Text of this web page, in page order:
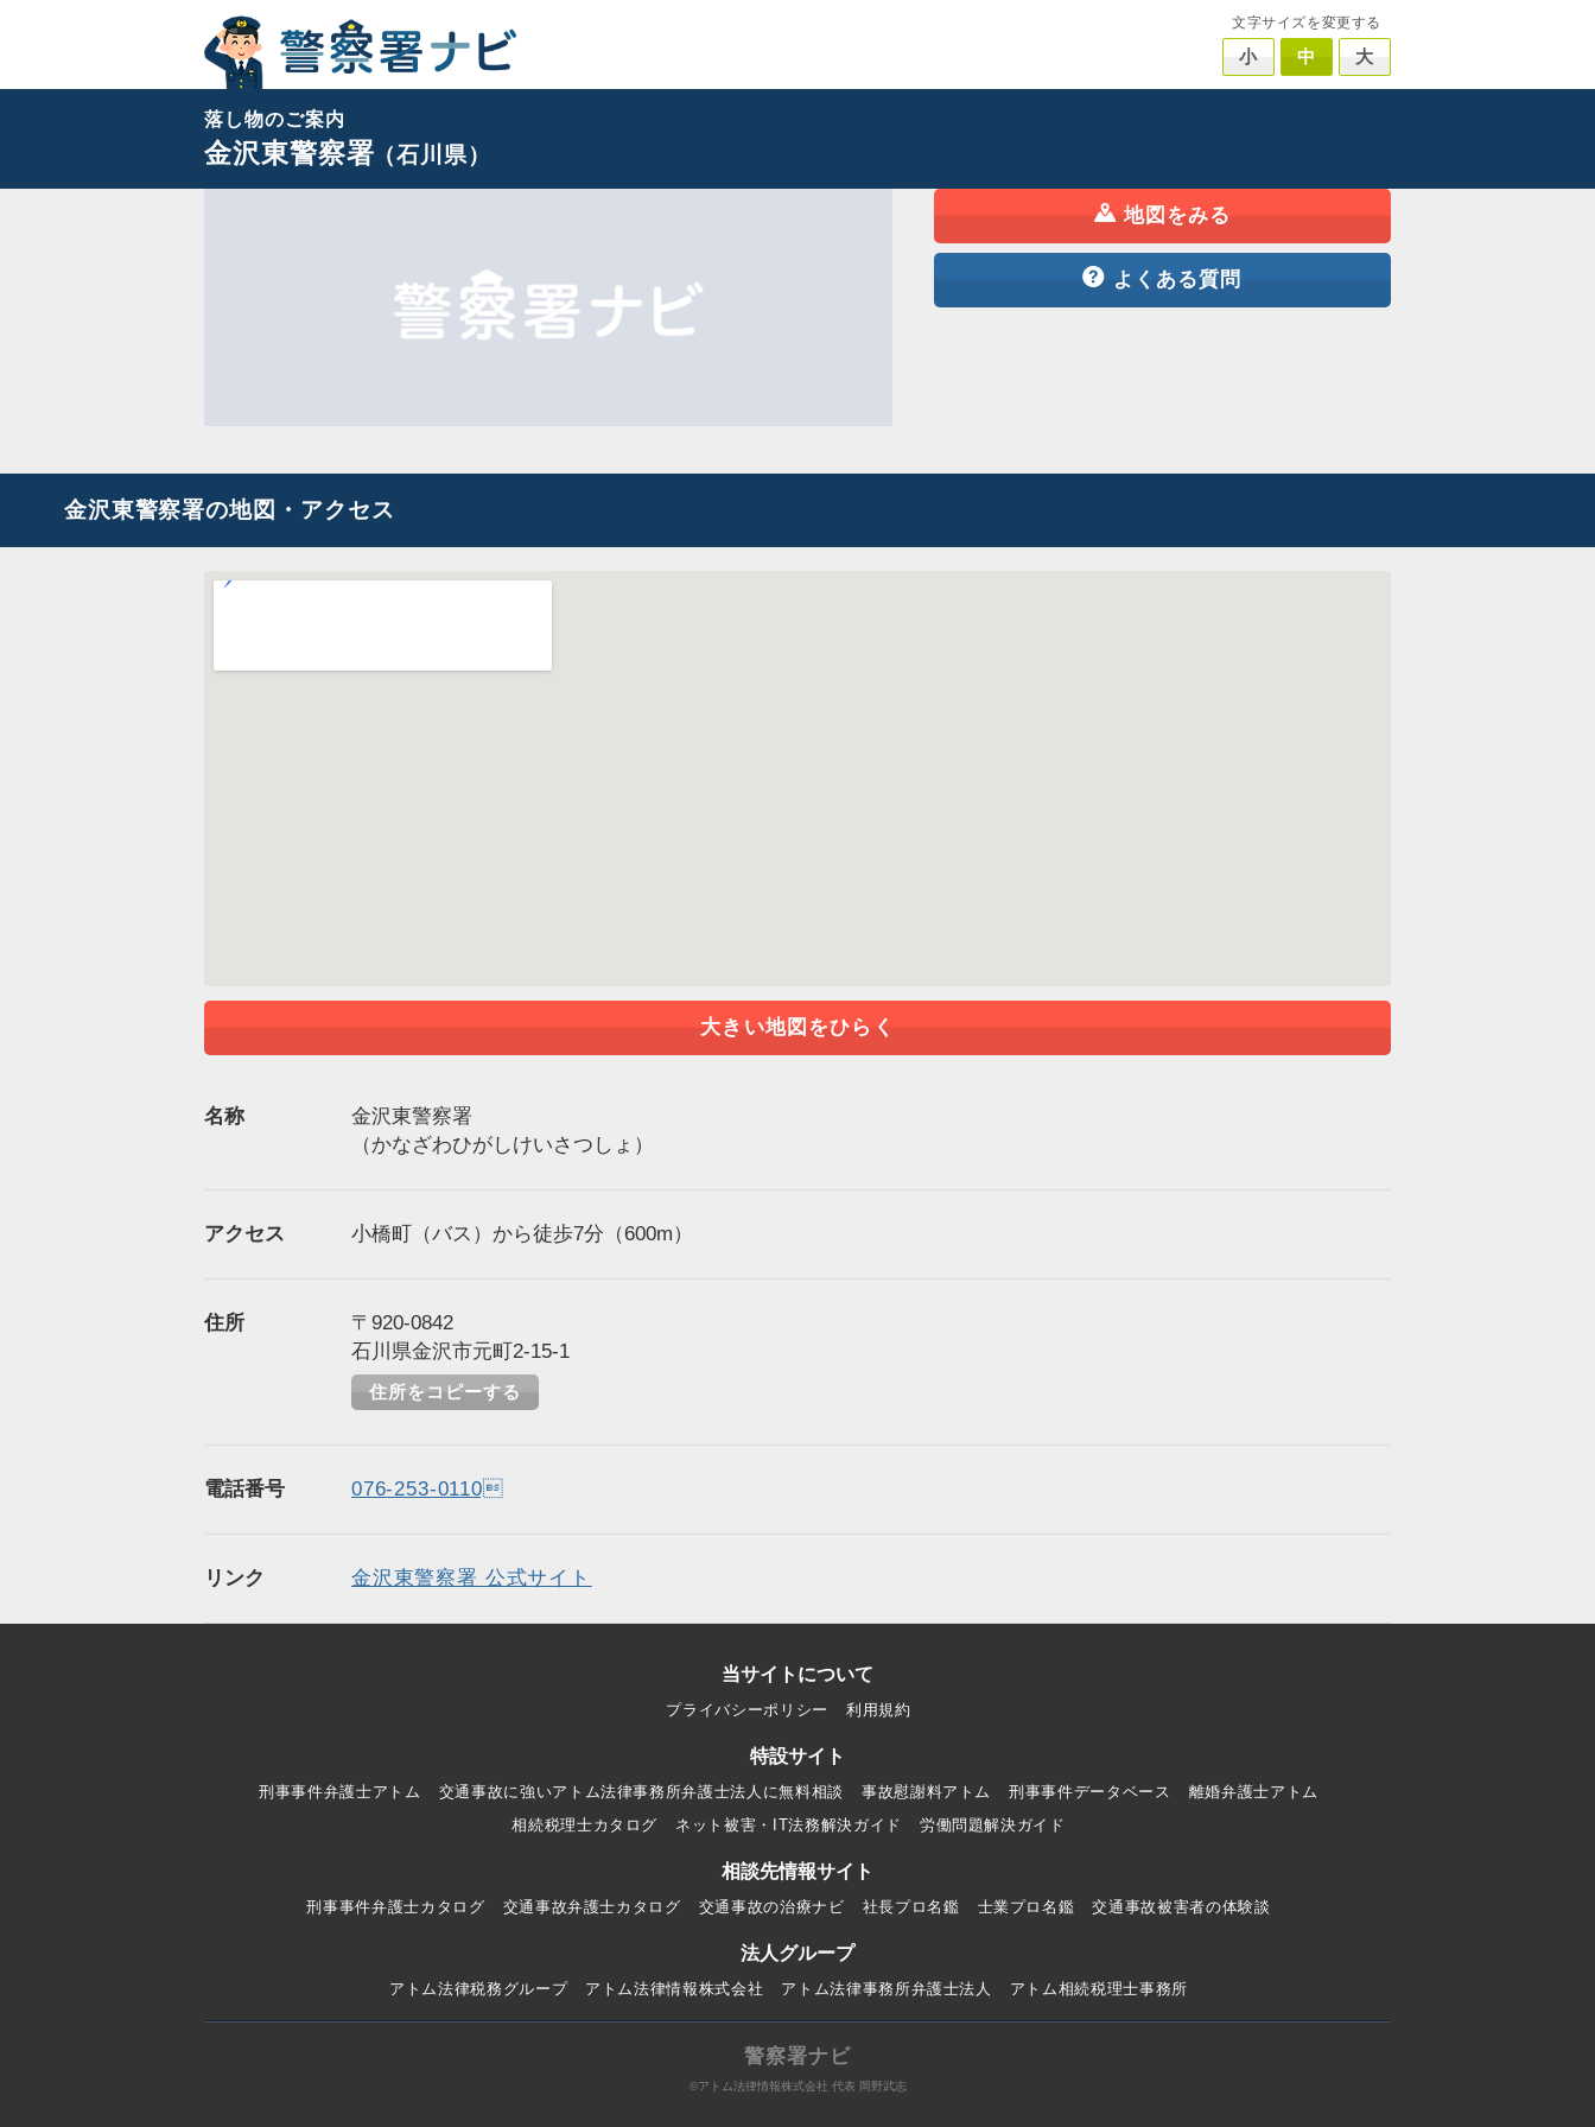
文字サイズを変更する
小 中 大
落し物のご案内
金沢東警察署（石川県）
地図をみる
よくある質問
金沢東警察署の地図・アクセス
大きい地図をひらく
名称
金沢東警察署
（かなざわひがしけいさつしょ）
アクセス 小橋町（バス）から徒歩7分（600m）
住所
〒920-0842
石川県金沢市元町2-15-1
住所をコピーする
電話番号 076-253-0110
リンク 金沢東警察署 公式サイト
当サイトについて
プライバシーポリシー 利用規約
特設サイト
刑事事件弁護士アトム 交通事故に強いアトム法律事務所弁護士法人に無料相談 事故慰謝料アトム 刑事事件データベース
離婚弁護士アトム
相続税理士カタログ
ネット被害・IT法務解決ガイド 労働問題解決ガイド
相談先情報サイト
刑事事件弁護士カタログ 交通事故弁護士カタログ 交通事故の治療ナビ 社長プロ名鑑 士業プロ名鑑 交通事故被害者の体験談
法人グループ
アトム法律税務グループ アトム法律情報株式会社 アトム法律事務所弁護士法人 アトム相続税理士事務所
警察署ナビ
©アトム法律情報株式会社 代表 岡野武志